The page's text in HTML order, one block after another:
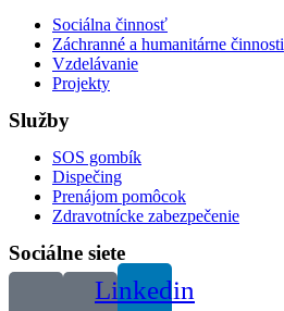
Sociálna činnosť
Záchranné a humanitárne činnosti
Vzdelávanie
Projekty
Služby
SOS gombík
Dispečing
Prenájom pomôcok
Zdravotnícke zabezpečenie
Sociálne siete
Linkedin